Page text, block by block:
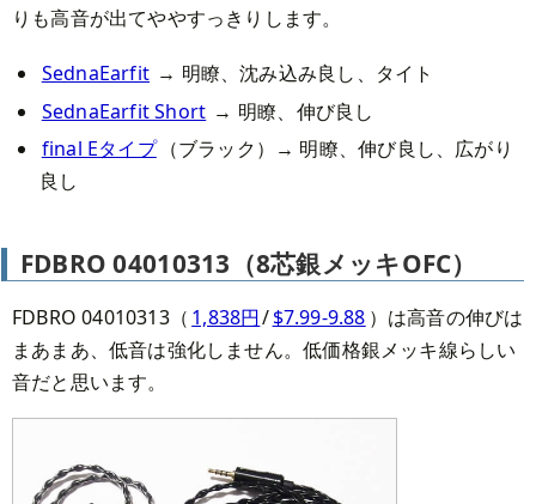
りも高音が出てややすっきりします。
SednaEarfit → 明瞭、沈み込み良し、タイト
SednaEarfit Short → 明瞭、伸び良し
final Eタイプ （ブラック）→ 明瞭、伸び良し、広がり
良し
FDBRO 04010313（8芯銀メッキOFC）
FDBRO 04010313（ 1,838円/$7.99-9.88 ）は高音の伸びは
まあまあ、低音は強化しません。低価格銀メッキ線らしい
音だと思います。